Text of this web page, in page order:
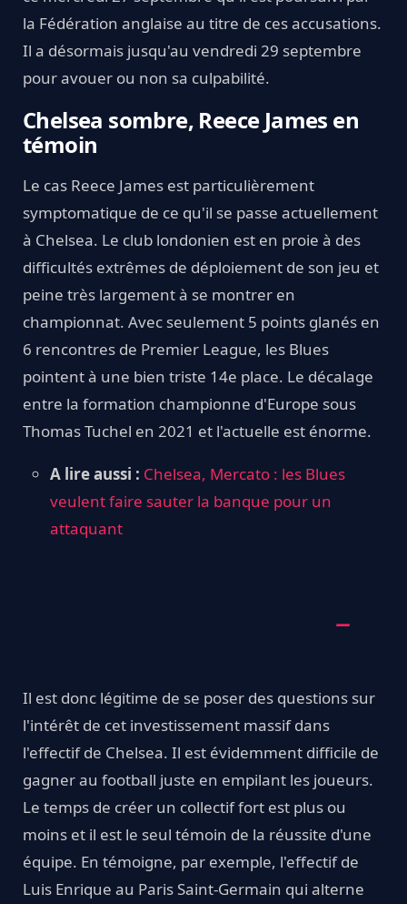
la Fédération anglaise au titre de ces accusations.
Il a désormais jusqu'au vendredi 29 septembre
pour avouer ou non sa culpabilité.
Chelsea sombre, Reece James en
témoin
Le cas Reece James est particulièrement
symptomatique de ce qu'il se passe actuellement
à Chelsea. Le club londonien est en proie à des
difficultés extrêmes de déploiement de son jeu et
peine très largement à se montrer en
championnat. Avec seulement 5 points glanés en
6 rencontres de Premier League, les Blues
pointent à une bien triste 14e place. Le décalage
entre la formation championne d'Europe sous
Thomas Tuchel en 2021 et l'actuelle est énorme.
A lire aussi : Chelsea, Mercato : les Blues
veulent faire sauter la banque pour un
attaquant
Il est donc légitime de se poser des questions sur
l'intérêt de cet investissement massif dans
l'effectif de Chelsea. Il est évidemment difficile de
gagner au football juste en empilant les joueurs.
Le temps de créer un collectif fort est plus ou
moins et il est le seul témoin de la réussite d'une
équipe. En témoigne, par exemple, l'effectif de
Luis Enrique au Paris Saint-Germain qui alterne